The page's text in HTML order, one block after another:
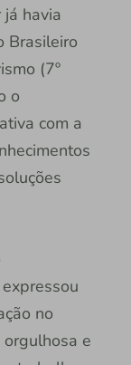
já havia
Brasileiro
(7º
o
com a
no
e